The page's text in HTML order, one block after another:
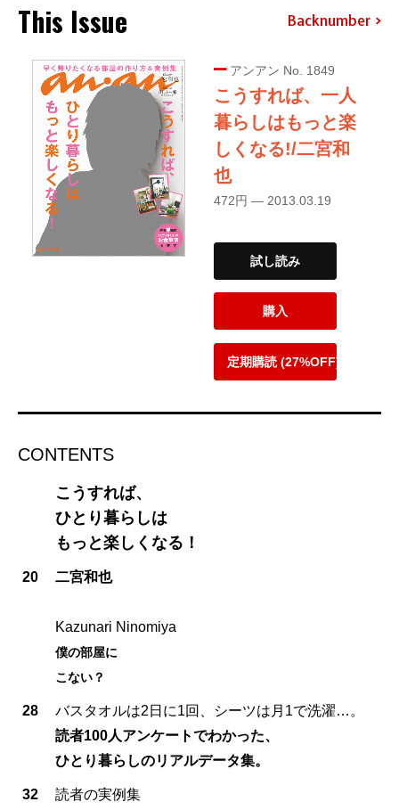
This Issue Backnumber
アンアン No. 1849
こうすれば、一人
暮らしはもっと楽
しくなる!/二宮和
也
472円 — 2013.03.19
試し読み
購入
定期購読 (27%OFF)
CONTENTS
こうすれば、
ひとり暮らしは
もっと楽しくなる！
20 二宮和也
Kazunari Ninomiya
僕の部屋に
こない？
28
バスタオルは2日に1回、シーツは月1で洗濯…。
読者100人アンケートでわかった、
ひとり暮らしのリアルデータ集。
32
読者の実例集